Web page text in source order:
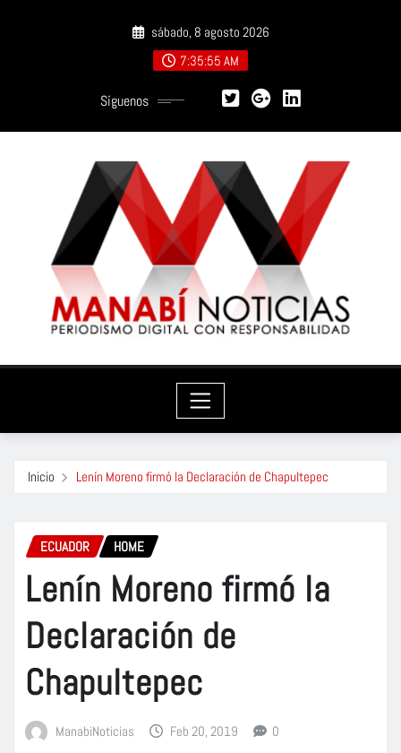
sábado, 8 agosto 2026
7:35:57 AM
Síguenos
Inicio Lenín Moreno firmó la Declaración de Chapultepec
ECUADOR HOME
Lenín Moreno firmó la
Declaración de
Chapultepec
ManabiNoticias Feb 20, 2019 0